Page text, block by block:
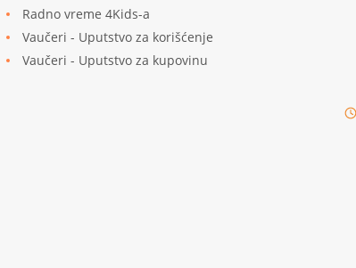
Radno vreme 4Kids-a
Vaučeri - Uputstvo za korišćenje
Vaučeri - Uputstvo za kupovinu